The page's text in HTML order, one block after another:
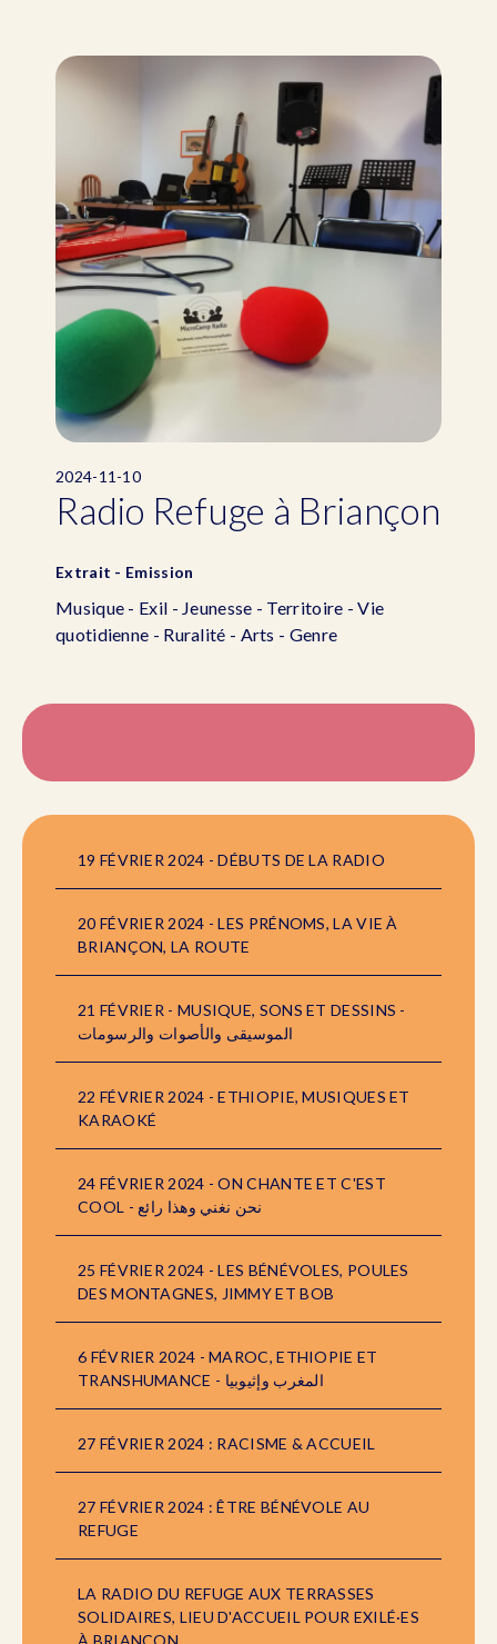
2024-11-10
Radio Refuge à Briançon
Extrait - Emission
Musique - Exil - Jeunesse - Territoire - Vie
quotidienne - Ruralité - Arts - Genre
19 FÉVRIER 2024 - DÉBUTS DE LA RADIO
20 FÉVRIER 2024 - LES PRÉNOMS, LA VIE À
BRIANÇON, LA ROUTE
21 FÉVRIER - MUSIQUE, SONS ET DESSINS -
الموسيقى والأصوات والرسومات
22 FÉVRIER 2024 - ETHIOPIE, MUSIQUES ET
KARAOKÉ
24 FÉVRIER 2024 - ON CHANTE ET C'EST
COOL - نحن نغني وهذا رائع
25 FÉVRIER 2024 - LES BÉNÉVOLES, POULES
DES MONTAGNES, JIMMY ET BOB
6 FÉVRIER 2024 - MAROC, ETHIOPIE ET
TRANSHUMANCE - المغرب وإثيوبيا
27 FÉVRIER 2024 : RACISME & ACCUEIL
27 FÉVRIER 2024 : ÊTRE BÉNÉVOLE AU
REFUGE
LA RADIO DU REFUGE AUX TERRASSES
SOLIDAIRES, LIEU D'ACCUEIL POUR EXILÉ·ES
À BRIANÇON